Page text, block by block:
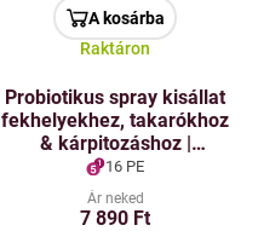
A kosárba
Raktáron
Probiotikus spray kisállat
fekhelyekhez, takarókhoz
& kárpitozáshoz |
DEOTEX® PETS SPRAY |
500 ml
16 PE
Ár neked
7 890 Ft